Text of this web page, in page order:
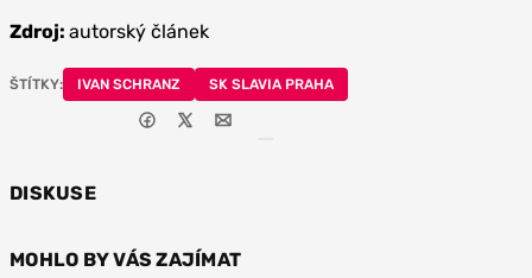
Zdroj: autorský článek
ŠTÍTKY: IVAN SCHRANZ SK SLAVIA PRAHA
DISKUSE
MOHLO BY VÁS ZAJÍMAT